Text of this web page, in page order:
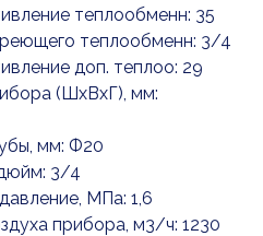
теплообменн: 35
теплообменн: 3/4
доп. теплоо: 29
(ШхВхГ), мм:
мм: Ф20
3/4
МПа: 1,6
прибора, м3/ч: 1230